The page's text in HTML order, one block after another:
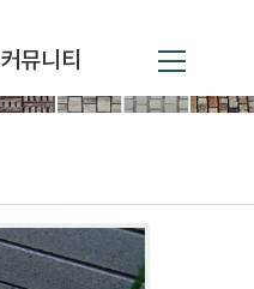
커뮤니티